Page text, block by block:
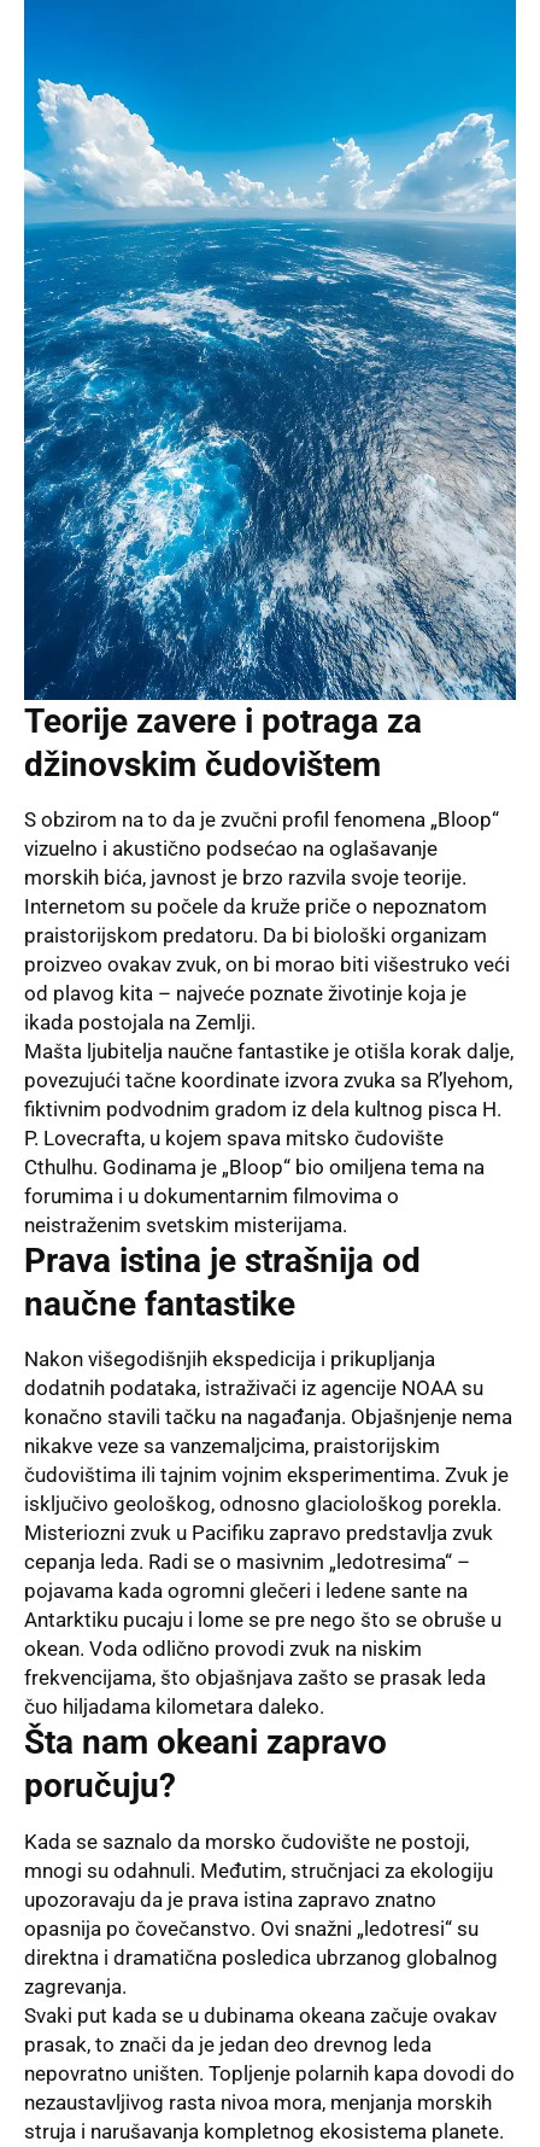
Teorije zavere i potraga za
džinovskim čudovištem
S obzirom na to da je zvučni profil fenomena „Bloop“
vizuelno i akustično podsećao na oglašavanje
morskih bića, javnost je brzo razvila svoje teorije.
Internetom su počele da kruže priče o nepoznatom
praistorijskom predatoru. Da bi biološki organizam
proizveo ovakav zvuk, on bi morao biti višestruko veći
od plavog kita – najveće poznate životinje koja je
ikada postojala na Zemlji.
Mašta ljubitelja naučne fantastike je otišla korak dalje,
povezujući tačne koordinate izvora zvuka sa R’lyehom,
fiktivnim podvodnim gradom iz dela kultnog pisca H.
P. Lovecrafta, u kojem spava mitsko čudovište
Cthulhu. Godinama je „Bloop“ bio omiljena tema na
forumima i u dokumentarnim filmovima o
neistraženim svetskim misterijama.
Prava istina je strašnija od
naučne fantastike
Nakon višegodišnjih ekspedicija i prikupljanja
dodatnih podataka, istraživači iz agencije NOAA su
konačno stavili tačku na nagađanja. Objašnjenje nema
nikakve veze sa vanzemaljcima, praistorijskim
čudovištima ili tajnim vojnim eksperimentima. Zvuk je
isključivo geološkog, odnosno glaciološkog porekla.
Misteriozni zvuk u Pacifiku zapravo predstavlja zvuk
cepanja leda. Radi se o masivnim „ledotresima“ –
pojavama kada ogromni glečeri i ledene sante na
Antarktiku pucaju i lome se pre nego što se obruše u
okean. Voda odlično provodi zvuk na niskim
frekvencijama, što objašnjava zašto se prasak leda
čuo hiljadama kilometara daleko.
Šta nam okeani zapravo
poručuju?
Kada se saznalo da morsko čudovište ne postoji,
mnogi su odahnuli. Međutim, stručnjaci za ekologiju
upozoravaju da je prava istina zapravo znatno
opasnija po čovečanstvo. Ovi snažni „ledotresi“ su
direktna i dramatična posledica ubrzanog globalnog
zagrevanja.
Svaki put kada se u dubinama okeana začuje ovakav
prasak, to znači da je jedan deo drevnog leda
nepovratno uništen. Topljenje polarnih kapa dovodi do
nezaustavljivog rasta nivoa mora, menjanja morskih
struja i narušavanja kompletnog ekosistema planete.